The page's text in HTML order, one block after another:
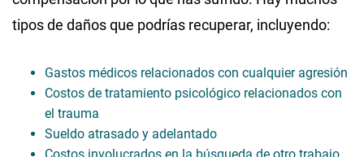
tipos de daños que podrías recuperar, incluyendo:
Gastos médicos relacionados con cualquier agresión
Costos de tratamiento psicológico relacionados con
el trauma
Sueldo atrasado y adelantado